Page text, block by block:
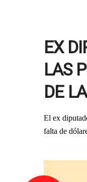
EX
LAS
DE
El ex
falta de